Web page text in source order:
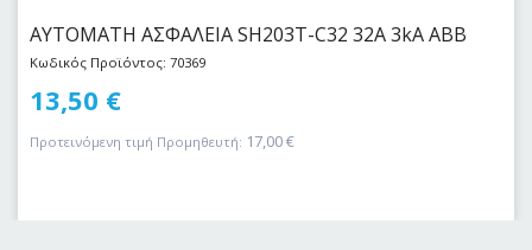
ΑΥΤΟΜΑΤΗ ΑΣΦΑΛΕΙΑ SH203T-C32 32Α 3kA ABB
Κωδικός Προϊόντος: 70369
13,50 €
Προτεινόμενη τιμή Προμηθευτή: 17,00€